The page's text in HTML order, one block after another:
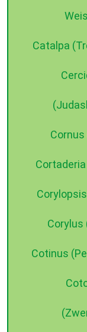
Catalpa
Corylus
Cotinus